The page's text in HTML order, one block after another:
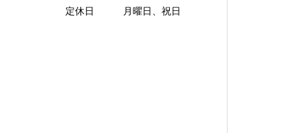
定休日 月曜日、祝日